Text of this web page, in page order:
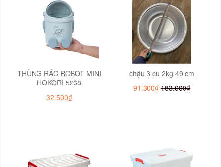
THÙNG RÁC ROBOT MINI
HOKORI 5268
32.500₫
chậu 3 cu 2kg 49 cm
91.300₫ 183.000₫